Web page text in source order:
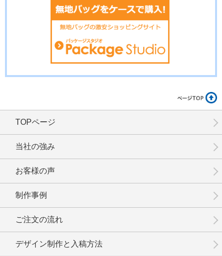
TOPページ
当社の強み
お客様の声
制作事例
ご注文の流れ
デザイン制作と入稿方法